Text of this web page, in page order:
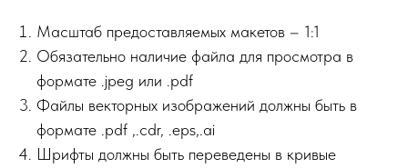
Масштаб предоставляемых макетов – 1:1
Обязательно наличие файла для просмотра в
формате .jpeg или .pdf
Файлы векторных изображений должны быть в
формате .pdf ,.сdr, .eps,.ai
Шрифты должны быть переведены в кривые